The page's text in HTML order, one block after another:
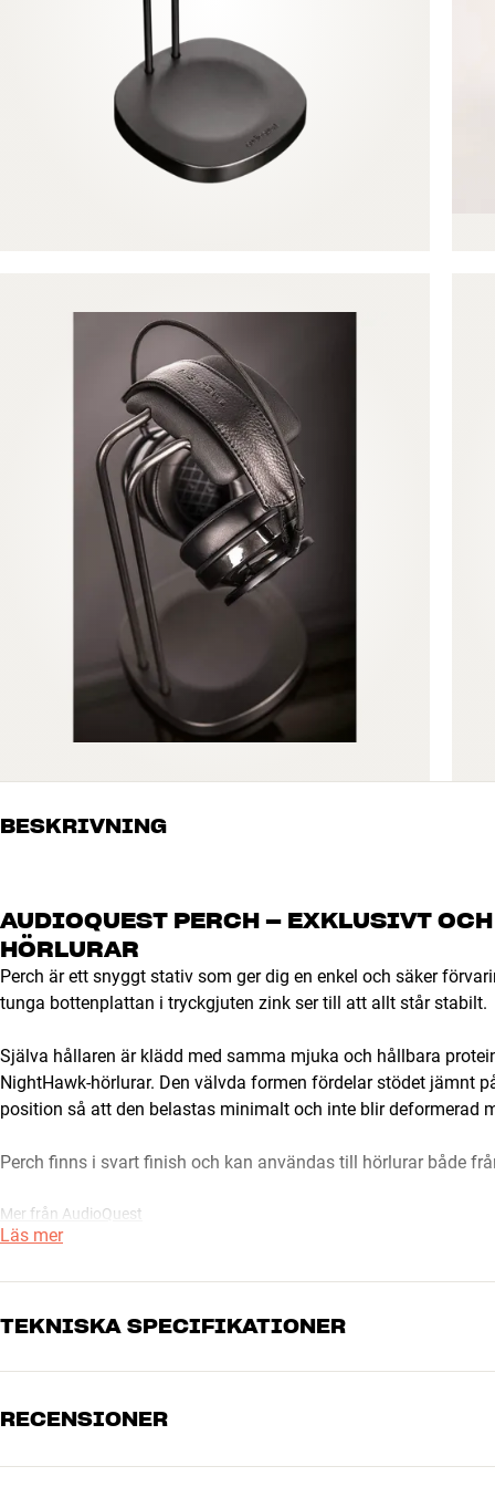
BESKRIVNING
AUDIOQUEST PERCH – EXKLUSIVT
HÖRLURAR
Perch är ett snyggt stativ som ger dig en enkel och säker
tunga bottenplattan i tryckgjuten zink ser till att allt står stabilt.
Själva hållaren är klädd med samma mjuka och hållbara
NightHawk-hörlurar. Den välvda formen fördelar stödet jämnt
position så att den belastas minimalt och inte blir deformerad
Perch finns i svart finish och kan användas till hörlurar både
Mer från AudioQuest
Läs mer
TEKNISKA SPECIFIKATIONER
DIMENSIONER OCH DESIGN
Vikt (kg)
0,69
RECENSIONER